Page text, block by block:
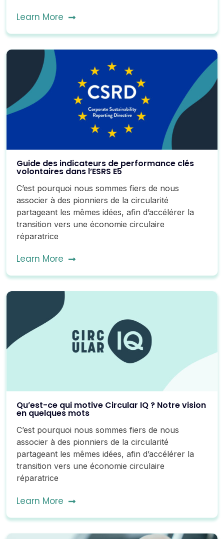
Learn More
Guide des indicateurs de performance clés
volontaires dans l’ESRS E5
C’est pourquoi nous sommes fiers de nous
associer à des pionniers de la circularité
partageant les mêmes idées, afin d’accélérer la
transition vers une économie circulaire
réparatrice
Learn More
Qu’est-ce qui motive Circular IQ ? Notre vision
en quelques mots
C’est pourquoi nous sommes fiers de nous
associer à des pionniers de la circularité
partageant les mêmes idées, afin d’accélérer la
transition vers une économie circulaire
réparatrice
Learn More